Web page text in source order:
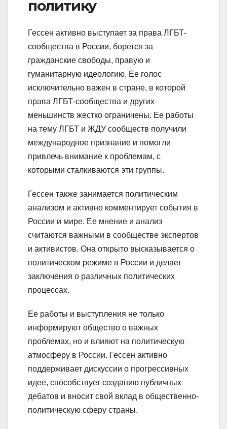
политику
Гессен активно выступает за права ЛГБТ-
сообщества в России, борется за
гражданские свободы, правую и
гуманитарную идеологию. Ее голос
исключительно важен в стране, в которой
права ЛГБТ-сообщества и других
меньшинств жестко ограничены. Ее работы
на тему ЛГБТ и ЖДУ сообществ получили
международное признание и помогли
привлечь внимание к проблемам, с
которыми сталкиваются эти группы.
Гессен также занимается политическим
анализом и активно комментирует события в
России и мире. Ее мнение и анализ
считаются важными в сообществе экспертов
и активистов. Она открыто высказывается о
политическом режиме в России и делает
заключения о различных политических
процессах.
Ее работы и выступления не только
информируют общество о важных
проблемах, но и влияют на политическую
атмосферу в России. Гессен активно
поддерживает дискуссии о прогрессивных
идее, способствует созданию публичных
дебатов и вносит свой вклад в общественно-
политическую сферу страны.